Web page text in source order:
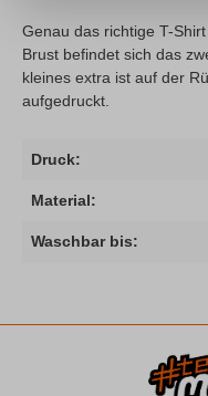
Genau das richtige T-
Brust befindet sich das
kleines extra ist auf der
aufgedruckt.
Druck:
Material:
Waschbar bis: